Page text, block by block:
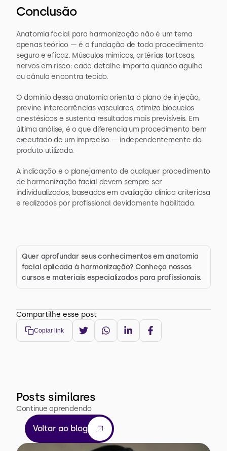
Conclusão
Anatomia facial para harmonização não é um tema
apenas teórico — é a fundação de todo procedimento
seguro e eficaz. Músculos mímicos, artérias tortosas,
nervos em risco: cada detalhe importa quando agulha
ou cânula encontra tecido.
O domínio dessa anatomia orienta o plano de injeção,
previne intercorrências vasculares, otimiza bloqueios
anestésicos e sustenta resultados mais previsíveis. Em
última análise, é o que diferencia um procedimento bem
executado de um impreciso — independentemente do
produto utilizado.
A indicação e o planejamento de qualquer procedimento
de harmonização facial devem sempre ser
individualizados, baseados em avaliação clínica criteriosa
e realizados por profissional devidamente habilitado.
Quer aprofundar seus conhecimentos em anatomia
facial aplicada à harmonização? Conheça nossos
cursos e materiais especializados para profissionais.
Compartilhe esse post
Copiar link
Posts similares
Continue aprendendo
Voltar ao blog